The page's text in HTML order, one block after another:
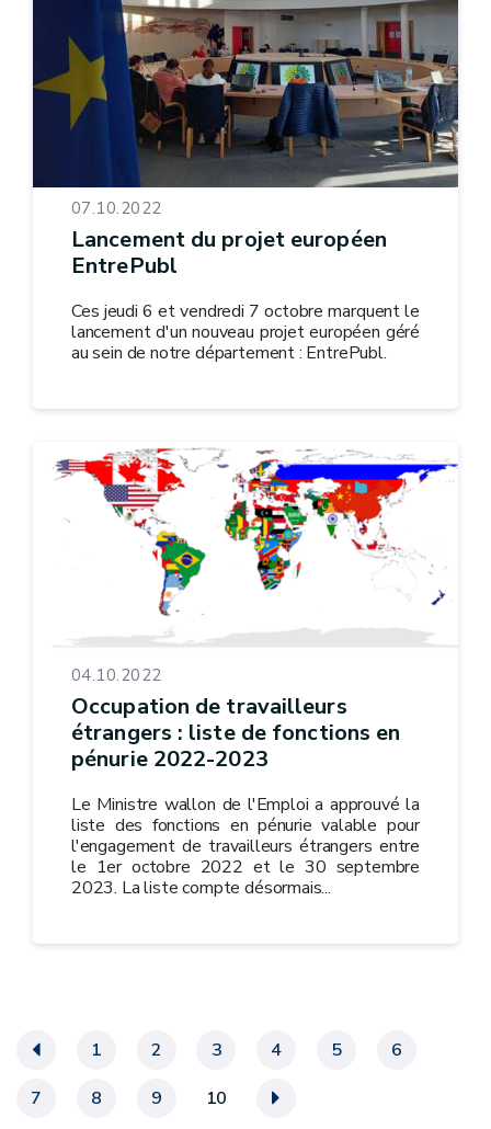
07.10.2022
Lancement du projet européen
EntrePubl
Ces jeudi 6 et vendredi 7 octobre marquent le
lancement d'un nouveau projet européen géré
au sein de notre département : EntrePubl.
04.10.2022
Occupation de travailleurs
étrangers : liste de fonctions en
pénurie 2022-2023
Le Ministre wallon de l'Emploi a approuvé la
liste des fonctions en pénurie valable pour
l'engagement de travailleurs étrangers entre
le 1er octobre 2022 et le 30 septembre
2023. La liste compte désormais...
« 1 2 3 4 5
6
7
8 9 10 »